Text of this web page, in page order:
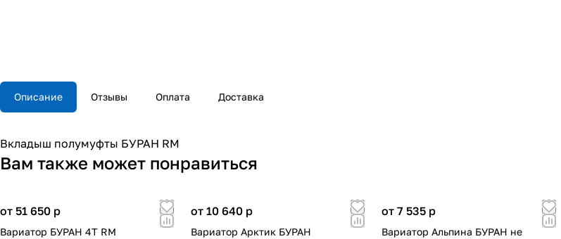
Описание Отзывы Оплата Доставка
Вкладыш полумуфты БУРАН RM
Вам также может понравиться
от 51 650 p
Вариатор БУРАН 4Т RМ
от 10 640 p
Вариатор Арктик БУРАН
от 7 535 p
Вариатор Альпина БУРАН не